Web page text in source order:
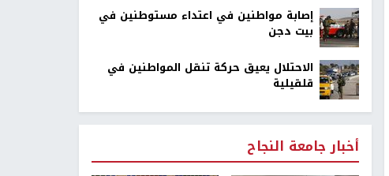
إصابة مواطنين في اعتداء مستوطنين في
بيت دجن
الاحتلال يعيق حركة تنقل المواطنين في
قلقيلية
أخبار جامعة النجاح